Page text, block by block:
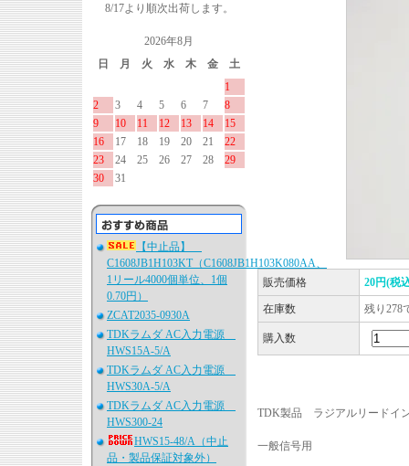
8/17より順次出荷します。
2026年8月
日
月 火 水 木 金
土
1
2
3 4 5 6 7
8
9
10 11 12 13 14
15
16
17 18 19 20 21
22
23
24 25 26 27 28
29
30
31
【中止品】
C1608JB1H103KT（C1608JB1H103K080AA、
1リール4000個単位、1個
0.70円）
ZCAT2035-0930A
TDKラムダ AC入力電源
HWS15A-5/A
TDKラムダ AC入力電源
HWS30A-5/A
TDKラムダ AC入力電源
HWS300-24
HWS15-48/A（中止
品・製品保証対象外）
販売価格 20円(税
在庫数 残り278
購入数
TDK製品 ラジアルリードイ
一般信号用